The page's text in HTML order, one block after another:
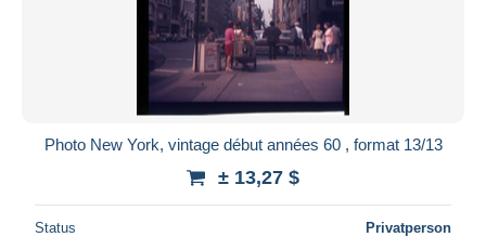
Photo New York, vintage début années 60 , format 13/13
± 13,27 $
Status Privatperson